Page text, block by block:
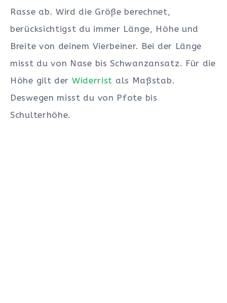
Rasse ab. Wird die Größe berechnet,
berücksichtigst du immer Länge, Höhe und
Breite von deinem Vierbeiner. Bei der Länge
misst du von Nase bis Schwanzansatz. Für die
Höhe gilt der Widerrist als Maßstab.
Deswegen misst du von Pfote bis
Schulterhöhe.